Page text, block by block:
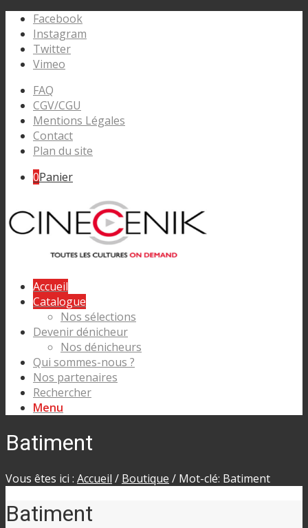
Facebook
Instagram
Twitter
Vimeo
FAQ
CGV/CGU
Mentions Légales
Contact
Plan du site
0Panier
Accueil
Catalogue
Nos sélections
Devenir dénicheur
Nos dénicheurs
Qui sommes-nous ?
Nos partenaires
Rechercher
Menu
Batiment
Vous êtes ici : Accueil / Boutique / Mot-clé: Batiment
Batiment